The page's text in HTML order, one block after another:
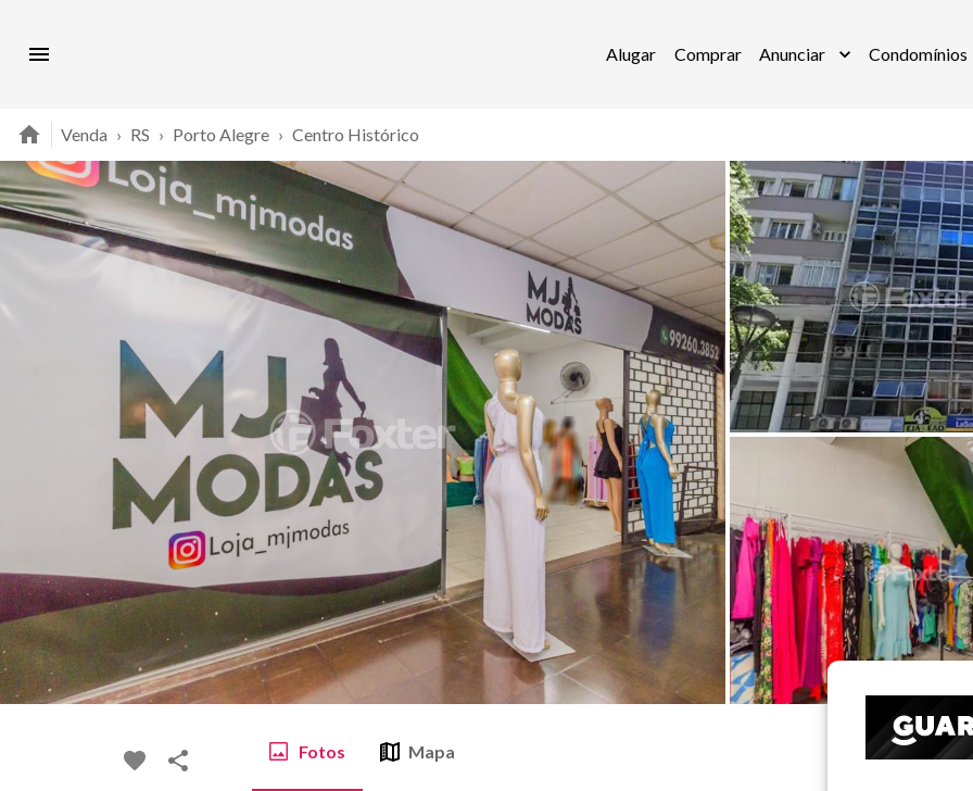
Alugar Comprar Anunciar Condomínios
Venda › RS › Porto Alegre › Centro Histórico
Fotos Mapa